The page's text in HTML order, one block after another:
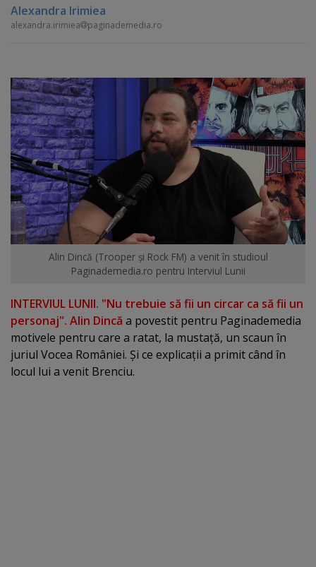
Alexandra Irimiea
alexandra.irimiea paginademedia.ro
Alin Dincă (Trooper şi Rock FM) a venit în studioul
Paginademedia.ro pentru Interviul Lunii
INTERVIUL LUNII. "Nu trebuie să fii un circar ca să fii un
personaj". Alin Dincă a povestit pentru Paginademedia
motivele pentru care a ratat, la mustaţă, un scaun în
juriul Vocea României. Şi ce explicaţii a primit când în
locul lui a venit Brenciu.